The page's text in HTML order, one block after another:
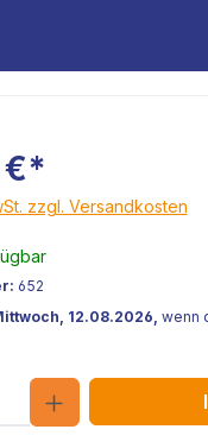
€*
zzgl. Versandkosten
652
12.08.2026, wenn
Anzahl